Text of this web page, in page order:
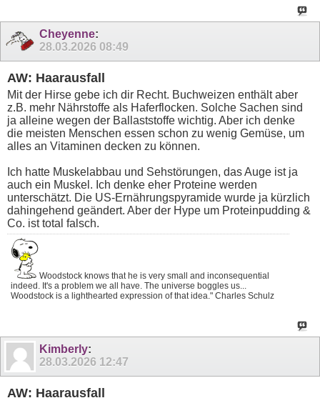
Cheyenne:
28.03.2026 08:49
AW: Haarausfall
Mit der Hirse gebe ich dir Recht. Buchweizen enthält aber
z.B. mehr Nährstoffe als Haferflocken. Solche Sachen sind
ja alleine wegen der Ballaststoffe wichtig. Aber ich denke
die meisten Menschen essen schon zu wenig Gemüse, um
alles an Vitaminen decken zu können.
Ich hatte Muskelabbau und Sehstörungen, das Auge ist ja
auch ein Muskel. Ich denke eher Proteine werden
unterschätzt. Die US-Ernährungspyramide wurde ja kürzlich
dahingehend geändert. Aber der Hype um Proteinpudding &
Co. ist total falsch.
Woodstock knows that he is very small and inconsequential
indeed. It's a problem we all have. The universe boggles us...
Woodstock is a lighthearted expression of that idea." Charles Schulz
Kimberly:
28.03.2026 12:47
AW: Haarausfall